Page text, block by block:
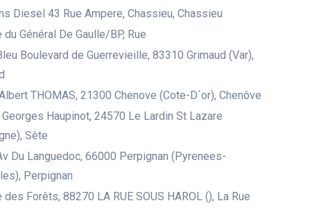
Diesel 43 Rue Ampere, Chassieu, Chassieu
du Général De Gaulle/BP, Rue
Boulevard de Guerrevieille, 83310 Grimaud (Var),
THOMAS, 21300 Chenove (Cote-D´or), Chenôve
Haupinot, 24570 Le Lardin St Lazare
Sète
Du Languedoc, 66000 Perpignan (Pyrenees-
Perpignan
des Forêts, 88270 LA RUE SOUS HAROL (), La Rue